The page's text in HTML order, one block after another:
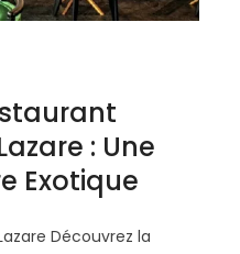
: Une
Exotique
Découvrez la